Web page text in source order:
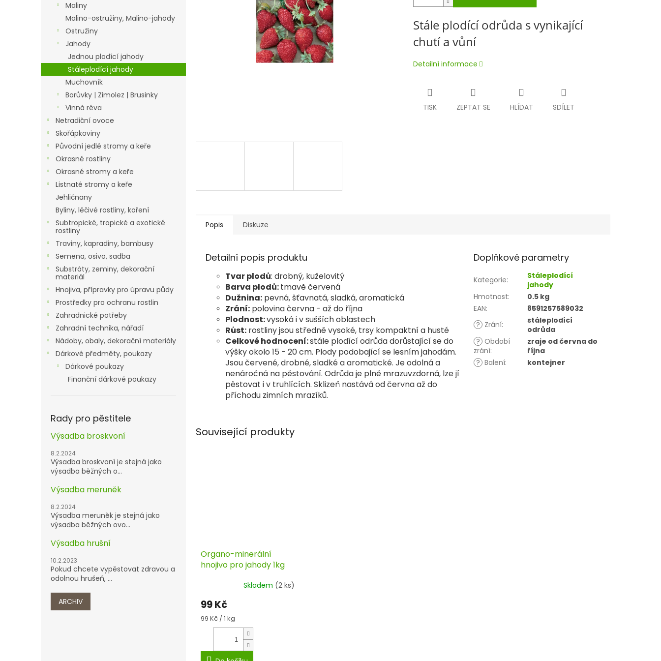
Maliny
Malino-ostružiny, Malino-jahody
Ostružiny
Jahody
Jednou plodící jahody
Stáleplodící jahody
Muchovník
Borůvky | Zimolez | Brusinky
Vinná réva
Netradiční ovoce
Skořápkoviny
Původní jedlé stromy a keře
Okrasné rostliny
Okrasné stromy a keře
Listnaté stromy a keře
Jehličnany
Byliny, léčivé rostliny, koření
Subtropické, tropické a exotické
rostliny
Traviny, kapradiny, bambusy
Semena, osivo, sadba
Substráty, zeminy, dekorační
materiál
Hnojiva, přípravky pro úpravu půdy
Prostředky pro ochranu rostlin
Zahradnické potřeby
Zahradní technika, nářadí
Nádoby, obaly, dekorační materiály
Dárkové předměty, poukazy
Dárkové poukazy
Finanční dárkové poukazy
Rady pro pěstitele
Výsadba broskvoní
8.2.2024
Výsadba broskvoní je stejná jako
výsadba běžných o...
Výsadba meruněk
8.2.2024
Výsadba meruněk je stejná jako
výsadba běžných ovo...
Výsadba hrušní
10.2.2023
Pokud chcete vypěstovat zdravou a
odolnou hrušeň, ...
ARCHIV
Stále plodící odrůda s vynikající
chutí a vůní
Detailní informace
TISK ZEPTAT SE HLÍDAT SDÍLET
Popis Diskuze
Detailní popis produktu
Tvar plodů: drobný, kuželovitý
Barva plodů:tmavě červená
Dužnina: pevná, šťavnatá, sladká, aromatická
Zrání: polovina června - až do října
Plodnost:vysoká i v sušších oblastech
Růst: rostliny jsou středně vysoké, trsy kompaktní a husté
Celkové hodnocení:stále plodící odrůda dorůstající se do
výšky okolo 15 - 20 cm. Plody podobající se lesním jahodám.
Jsou červené, drobné, sladké a aromatické. Je odolná a
nenáročná na pěstování. Odrůda je plně mrazuvzdorná, lze jí
pěstovat i v truhlících. Sklizeň nastává od června až do
příchodu zimních mrazíků.
Doplňkové parametry
Kategorie:
Stáleplodící
jahody
Hmotnost:
0.5 kg
EAN:
8591257589032
? Zrání:
stáleplodící
odrůda
? Období
zrání:
zraje od června do
října
? Balení: kontejner
Související produkty
Organo-minerální
hnojivo pro jahody 1kg
Skladem (2 ks)
99 Kč
Měrná
cena:
99 Kč / 1 kg